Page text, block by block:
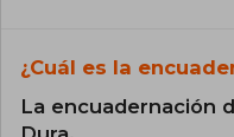
¿Cuál es la
La encuadernación